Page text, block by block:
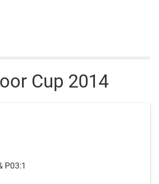
Cup 2014
P03:1